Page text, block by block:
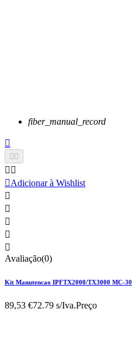
fiber_manual_record

 
 
Adicionar à Wishlist





Avaliação(0)
Kit Manutencao IPFTX2000/TX3000 MC-30
89,53 €72.79 s/Iva.Preço